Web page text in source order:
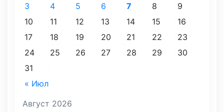
Август 2026
« Июл
3
4 5 6 7 8
9
10
11 12 13 14 15
16
17
18 19 20 21 22
23
24
25 26 27 28 29
30
31